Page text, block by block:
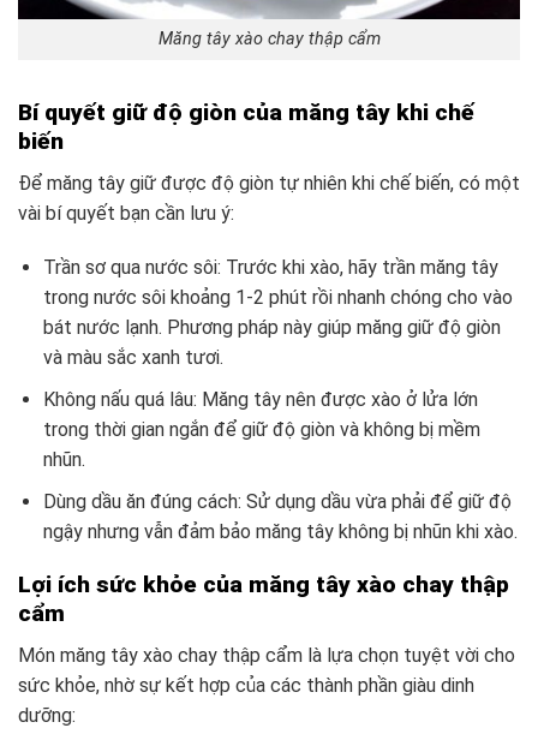
Măng tây xào chay thập cẩm
Bí quyết giữ độ giòn của măng tây khi chế
biến
Để măng tây giữ được độ giòn tự nhiên khi chế biến, có một
vài bí quyết bạn cần lưu ý:
Trần sơ qua nước sôi: Trước khi xào, hãy trần măng tây
trong nước sôi khoảng 1-2 phút rồi nhanh chóng cho vào
bát nước lạnh. Phương pháp này giúp măng giữ độ giòn
và màu sắc xanh tươi.
Không nấu quá lâu: Măng tây nên được xào ở lửa lớn
trong thời gian ngắn để giữ độ giòn và không bị mềm
nhũn.
Dùng dầu ăn đúng cách: Sử dụng dầu vừa phải để giữ độ
ngậy nhưng vẫn đảm bảo măng tây không bị nhũn khi xào.
Lợi ích sức khỏe của măng tây xào chay thập
cẩm
Món măng tây xào chay thập cẩm là lựa chọn tuyệt vời cho
sức khỏe, nhờ sự kết hợp của các thành phần giàu dinh
dưỡng: